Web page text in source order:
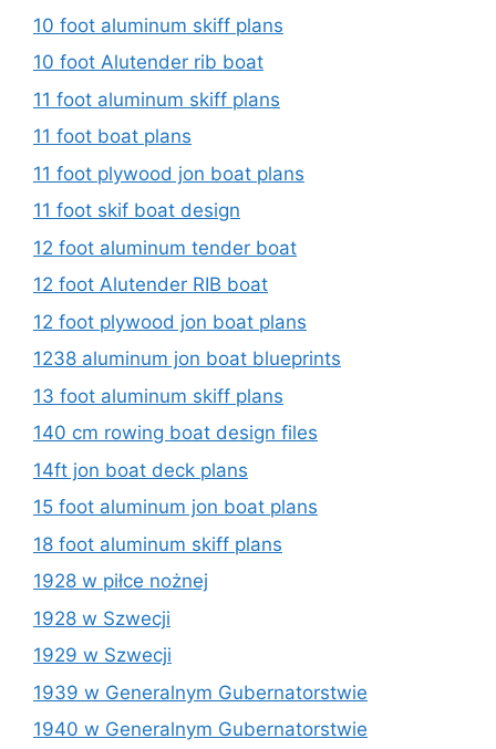
10 foot aluminum skiff plans
10 foot Alutender rib boat
11 foot aluminum skiff plans
11 foot boat plans
11 foot plywood jon boat plans
11 foot skif boat design
12 foot aluminum tender boat
12 foot Alutender RIB boat
12 foot plywood jon boat plans
1238 aluminum jon boat blueprints
13 foot aluminum skiff plans
140 cm rowing boat design files
14ft jon boat deck plans
15 foot aluminum jon boat plans
18 foot aluminum skiff plans
1928 w piłce nożnej
1928 w Szwecji
1929 w Szwecji
1939 w Generalnym Gubernatorstwie
1940 w Generalnym Gubernatorstwie